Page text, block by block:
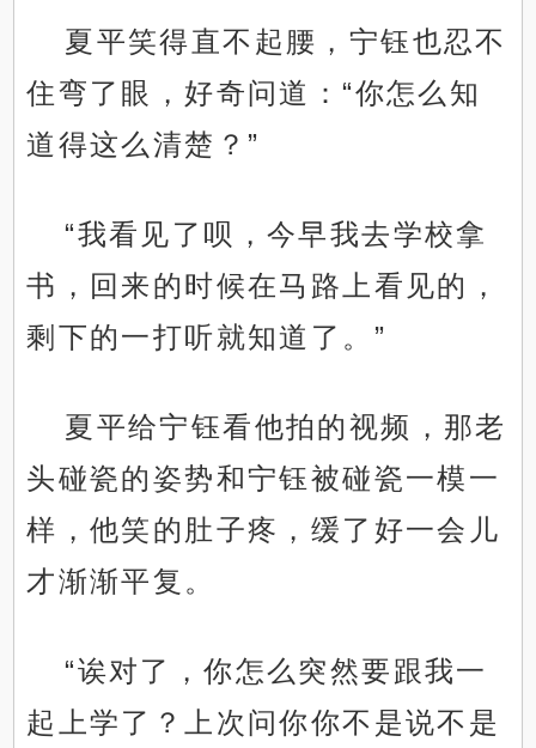
夏平笑得直不起腰，宁钰也忍不
住弯了眼，好奇问道：“你怎么知
道得这么清楚？”
“我看见了呗，今早我去学校拿
书，回来的时候在马路上看见的，
剩下的一打听就知道了。”
夏平给宁钰看他拍的视频，那老
头碰瓷的姿势和宁钰被碰瓷一模一
样，他笑的肚子疼，缓了好一会儿
才渐渐平复。
“诶对了，你怎么突然要跟我一
起上学了？上次问你你不是说不是